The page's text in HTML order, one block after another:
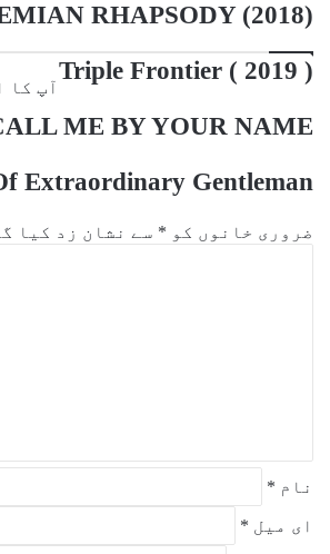
RHAPSODY (2018)
Triple Frontier ( 2019 )
ME BY YOUR NAME
Extraordinary Gentleman
آپ کا
ضروری خانوں کو * سے نشان زد کیا
نام *
ای میل *